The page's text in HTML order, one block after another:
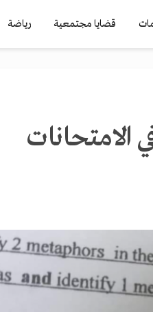
قضايا مجتمعية رياضة